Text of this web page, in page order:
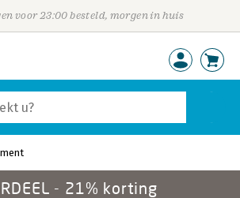
voor 23:00 besteld, morgen in huis
- 21% korting